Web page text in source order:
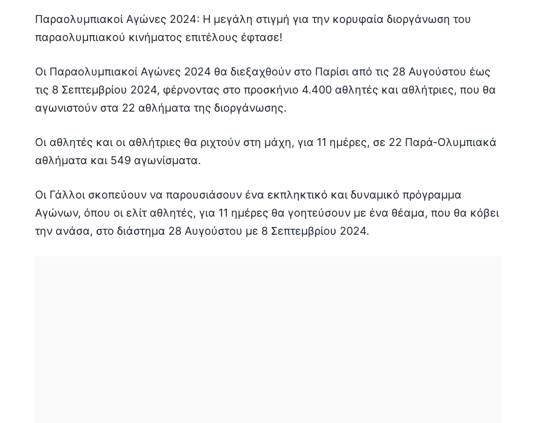
Παραολυμπιακοί Αγώνες 2024: Η μεγάλη στιγμή για την κορυφαία διοργάνωση του
παραολυμπιακού κινήματος επιτέλους έφτασε!
Οι Παραολυμπιακοί Αγώνες 2024 θα διεξαχθούν στο Παρίσι από τις 28 Αυγούστου έως
τις 8 Σεπτεμβρίου 2024, φέρνοντας στο προσκήνιο 4.400 αθλητές και αθλήτριες, που θα
αγωνιστούν στα 22 αθλήματα της διοργάνωσης.
Οι αθλητές και οι αθλήτριες θα ριχτούν στη μάχη, για 11 ημέρες, σε 22 Παρά-Ολυμπιακά
αθλήματα και 549 αγωνίσματα.
Οι Γάλλοι σκοπεύουν να παρουσιάσουν ένα εκπληκτικό και δυναμικό πρόγραμμα
Αγώνων, όπου οι ελίτ αθλητές, για 11 ημέρες θα γοητεύσουν με ένα θέαμα, που θα κόβει
την ανάσα, στο διάστημα 28 Αυγούστου με 8 Σεπτεμβρίου 2024.